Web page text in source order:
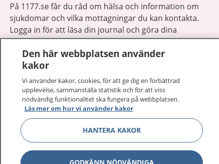
På 1177.se får du råd om hälsa och information om
sjukdomar och vilka mottagningar du kan kontakta.
Logga in för att läsa din journal och göra dina
vårdärenden. Ring telefonnummer 1177 för
sjukvårdsrådgivning dygnet runt.
1177 ger dig råd när du vill må bättre.
1177 på flera språk Visa
Om 1177 Visa
Den här webbplatsen använder
kakor
Vi använder kakor, cookies, för att ge dig en förbättrad
upplevelse, sammanställa statistik och för att viss
nödvändig funktionalitet ska fungera på webbplatsen.
Läs mer om hur vi använder kakor
HANTERA KAKOR